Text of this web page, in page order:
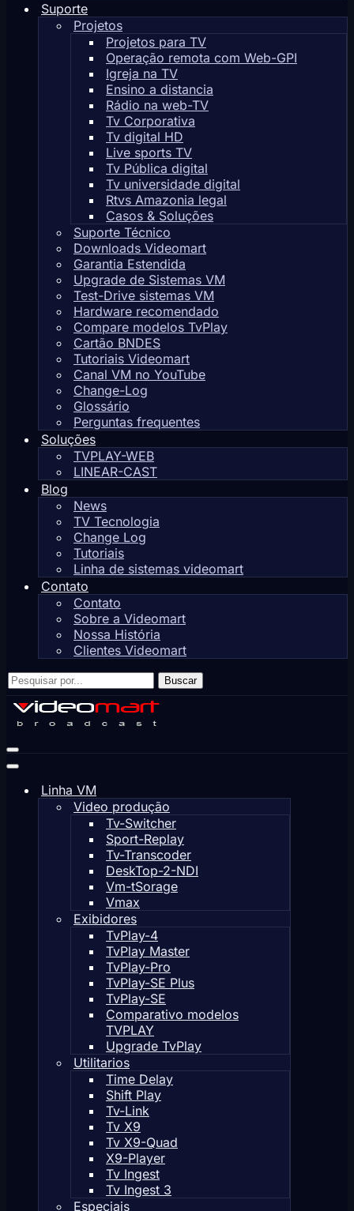
Suporte
Projetos
Projetos para TV
Operação remota com Web-GPI
Igreja na TV
Ensino a distancia
Rádio na web-TV
Tv Corporativa
Tv digital HD
Live sports TV
Tv Pública digital
Tv universidade digital
Rtvs Amazonia legal
Casos & Soluções
Suporte Técnico
Downloads Videomart
Garantia Estendida
Upgrade de Sistemas VM
Test-Drive sistemas VM
Hardware recomendado
Compare modelos TvPlay
Cartão BNDES
Tutoriais Videomart
Canal VM no YouTube
Change-Log
Glossário
Perguntas frequentes
Soluções
TVPLAY-WEB
LINEAR-CAST
Blog
News
TV Tecnologia
Change Log
Tutoriais
Linha de sistemas videomart
Contato
Contato
Sobre a Videomart
Nossa História
Clientes Videomart
Pesquisar
Buscar
Menu
de
Menu
navegaçãoLinha VM
Video produção
Tv-Switcher
Sport-Replay
Tv-Transcoder
DeskTop-2-NDI
Vm-tSorage
Vmax
Exibidores
TvPlay-4
TvPlay Master
TvPlay-Pro
TvPlay-SE Plus
TvPlay-SE
Comparativo modelos
TVPLAY
Upgrade TvPlay
Utilitarios
Time Delay
Shift Play
Tv-Link
Tv X9
Tv X9-Quad
X9-Player
Tv Ingest
Tv Ingest 3
Especiais